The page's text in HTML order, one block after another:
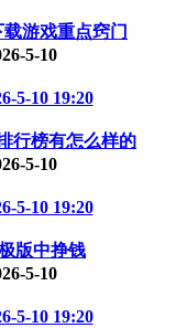
游戏重点窍门
5-10
5-10 19:20
行榜有怎么样的
5-10
5-10 19:20
版中挣钱
5-10
5-10 19:20